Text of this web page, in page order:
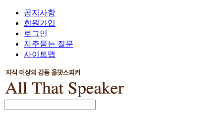
공지사항
회원가입
로그인
자주묻는 질문
사이트맵